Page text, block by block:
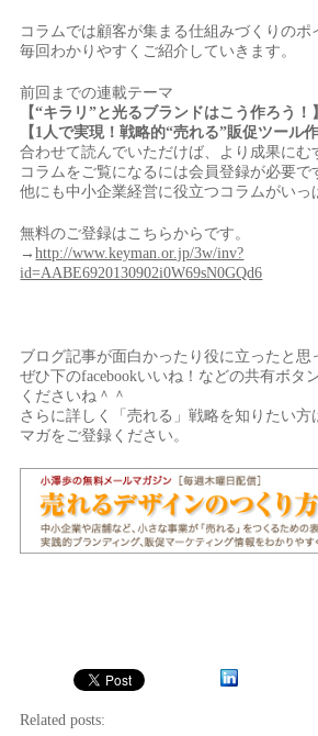
コラムでは顧客が集まる仕組みづくりのポ
毎回わかりやすくご紹介していきます。
前回までの連載テーマ
【“キラリ”と光るブランドはこう作ろう！】
【1人で実現！戦略的“売れる”販促ツール作
合わせて読んでいただけば、より成果にむ
コラムをご覧になるには会員登録が必要で
他にも中小企業経営に役立つコラムがいっ
無料のご登録はこちらからです。
→http://www.keyman.or.jp/3w/inv?
id=AABE6920130902i0W69sN0GQd6
ブログ記事が面白かったり役に立ったと思
ぜひ下のfacebookいいね！などの共有ボタ
くださいね＾＾
さらに詳しく「売れる」戦略を知りたい
マガをご登録ください。
Related posts: